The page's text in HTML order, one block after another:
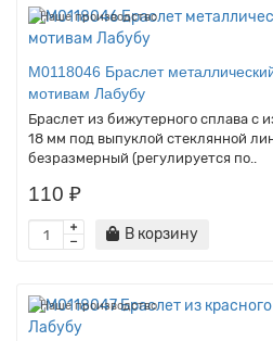
Наше производство
M0118046 Браслет
мотивам Лабубу
Браслет из бижутерного сплава с
18 мм под выпуклой стеклянной
безразмерный (регулируется по..
110 ₽
В корзину
Наше производство